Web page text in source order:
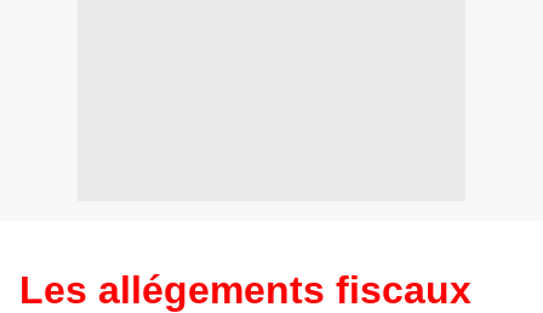
Les allégements fiscaux